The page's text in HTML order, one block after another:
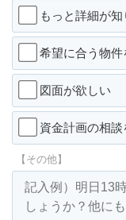
もっと詳細が知
希望に合う物
図面が欲しい
資金計画の相談
【その他】